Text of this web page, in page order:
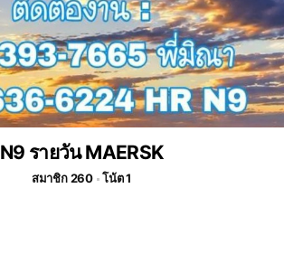
N9 รายวัน MAERSK
สมาชิก 260 โน้ต 1